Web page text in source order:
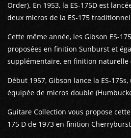
Order). En 1953, la ES-175D est
deux micros de la ES-175
Cette même année, les Gibson ES-
proposées en finition Sunburst et
supplémentaire, en finition naturelle
Début 1957, Gibson lance la ES-
équipée de micros double
Guitare Collection vous propose
175 D de 1973 en finition